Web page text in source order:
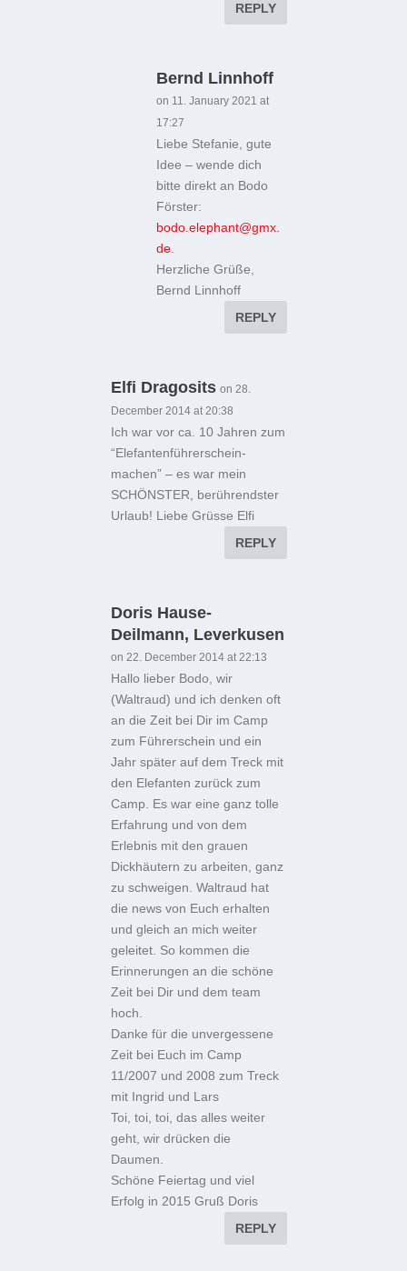
REPLY
Bernd Linnhoff
on 11. January 2021 at
17:27
Liebe Stefanie, gute
Idee – wende dich
bitte direkt an Bodo
Förster:
bodo.elephant@gmx.
de
Herzliche Grüße,
Bernd Linnhoff
REPLY
Elfi Dragosits on 28.
December 2014 at 20:38
Ich war vor ca. 10 Jahren zum
“Elefantenführerschein-
machen” – es war mein
SCHÖNSTER, berührendster
Urlaub! Liebe Grüsse Elfi
REPLY
Doris Hause-
Deilmann, Leverkusen
on 22. December 2014 at 22:13
Hallo lieber Bodo, wir
(Waltraud) und ich denken oft
an die Zeit bei Dir im Camp
zum Führerschein und ein
Jahr später auf dem Treck mit
den Elefanten zurück zum
Camp. Es war eine ganz tolle
Erfahrung und von dem
Erlebnis mit den grauen
Dickhäutern zu arbeiten, ganz
zu schweigen. Waltraud hat
die news von Euch erhalten
und gleich an mich weiter
geleitet. So kommen die
Erinnerungen an die schöne
Zeit bei Dir und dem team
hoch.
Danke für die unvergessene
Zeit bei Euch im Camp
11/2007 und 2008 zum Treck
mit Ingrid und Lars
Toi, toi, toi, das alles weiter
geht, wir drücken die
Daumen.
Schöne Feiertag und viel
Erfolg in 2015 Gruß Doris
REPLY